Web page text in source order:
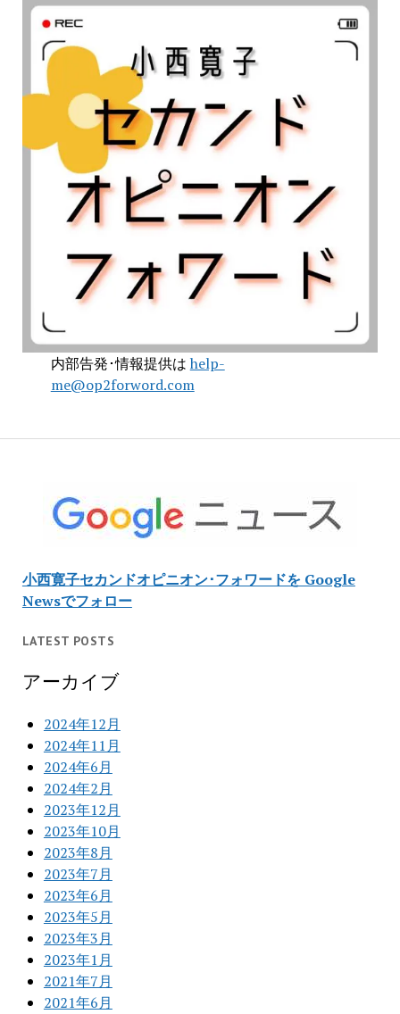
内部告発･情報提供は help-
me@op2forword.com
小西寛子セカンドオピニオン･フォワードを Google
Newsでフォロー
LATEST POSTS
アーカイブ
2024年12月
2024年11月
2024年6月
2024年2月
2023年12月
2023年10月
2023年8月
2023年7月
2023年6月
2023年5月
2023年3月
2023年1月
2021年7月
2021年6月